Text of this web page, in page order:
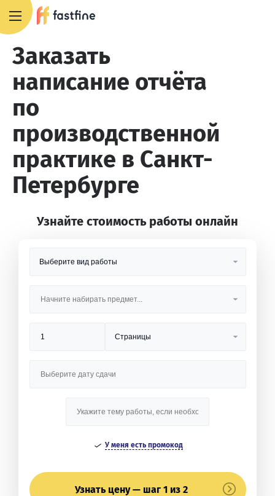
Заказать
написание отчёта
по
производственной
практике в Санкт-
Петербурге
Узнайте стоимость работы онлайн
У меня есть промокод
Узнать цену — шаг 1 из 2